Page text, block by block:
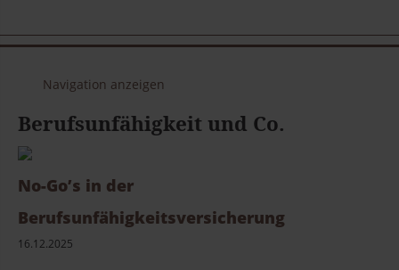
Navigation anzeigen
Berufsunfähigkeit und Co.
No-Go’s in der
Berufsunfähigkeitsversicherung
16.12.2025